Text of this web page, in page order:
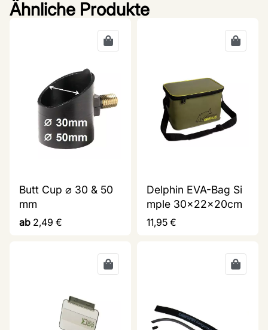
Ähnliche Produkte
Butt Cup ⌀ 30 & 50
mm
ab 2,49 €
Delphin EVA-Bag Si
mple 30x22x20cm
11,95 €